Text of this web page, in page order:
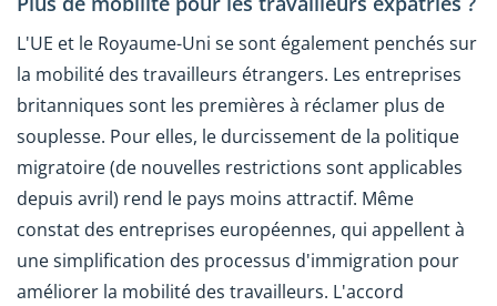
L'UE et le Royaume-Uni se sont également penchés sur
la mobilité des travailleurs étrangers. Les entreprises
britanniques sont les premières à réclamer plus de
souplesse. Pour elles, le durcissement de la politique
migratoire (de nouvelles restrictions sont applicables
depuis avril) rend le pays moins attractif. Même
constat des entreprises européennes, qui appellent à
une simplification des processus d'immigration pour
améliorer la mobilité des travailleurs. L'accord